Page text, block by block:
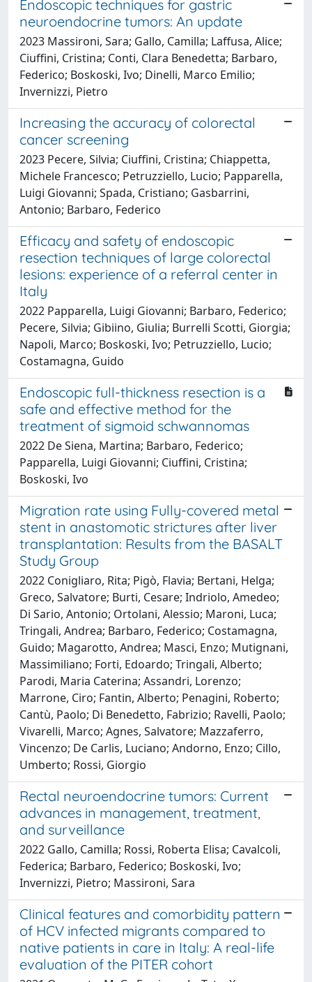
Endoscopic techniques for gastric
neuroendocrine tumors: An update
2023 Massironi, Sara; Gallo, Camilla; Laffusa, Alice;
Ciuffini, Cristina; Conti, Clara Benedetta; Barbaro,
Federico; Boskoski, Ivo; Dinelli, Marco Emilio;
Invernizzi, Pietro
Increasing the accuracy of colorectal
cancer screening
2023 Pecere, Silvia; Ciuffini, Cristina; Chiappetta,
Michele Francesco; Petruzziello, Lucio; Papparella,
Luigi Giovanni; Spada, Cristiano; Gasbarrini,
Antonio; Barbaro, Federico
Efficacy and safety of endoscopic
resection techniques of large colorectal
lesions: experience of a referral center in
Italy
2022 Papparella, Luigi Giovanni; Barbaro, Federico;
Pecere, Silvia; Gibiino, Giulia; Burrelli Scotti, Giorgia;
Napoli, Marco; Boskoski, Ivo; Petruzziello, Lucio;
Costamagna, Guido
Endoscopic full-thickness resection is a
safe and effective method for the
treatment of sigmoid schwannomas
2022 De Siena, Martina; Barbaro, Federico;
Papparella, Luigi Giovanni; Ciuffini, Cristina;
Boskoski, Ivo
Migration rate using Fully-covered metal
stent in anastomotic strictures after liver
transplantation: Results from the BASALT
Study Group
2022 Conigliaro, Rita; Pigò, Flavia; Bertani, Helga;
Greco, Salvatore; Burti, Cesare; Indriolo, Amedeo;
Di Sario, Antonio; Ortolani, Alessio; Maroni, Luca;
Tringali, Andrea; Barbaro, Federico; Costamagna,
Guido; Magarotto, Andrea; Masci, Enzo; Mutignani,
Massimiliano; Forti, Edoardo; Tringali, Alberto;
Parodi, Maria Caterina; Assandri, Lorenzo;
Marrone, Ciro; Fantin, Alberto; Penagini, Roberto;
Cantù, Paolo; Di Benedetto, Fabrizio; Ravelli, Paolo;
Vivarelli, Marco; Agnes, Salvatore; Mazzaferro,
Vincenzo; De Carlis, Luciano; Andorno, Enzo; Cillo,
Umberto; Rossi, Giorgio
Rectal neuroendocrine tumors: Current
advances in management, treatment,
and surveillance
2022 Gallo, Camilla; Rossi, Roberta Elisa; Cavalcoli,
Federica; Barbaro, Federico; Boskoski, Ivo;
Invernizzi, Pietro; Massironi, Sara
Clinical features and comorbidity pattern
of HCV infected migrants compared to
native patients in care in Italy: A real-life
evaluation of the PITER cohort